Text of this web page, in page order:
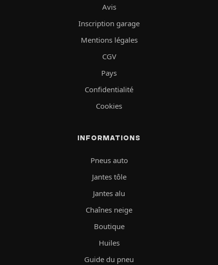
Avis
Inscription garage
Mentions légales
CGV
Pays
Confidentialité
Cookies
INFORMATIONS
Pneus auto
Jantes tôle
Jantes alu
Chaînes neige
Boutique
Huiles
Guide du pneu